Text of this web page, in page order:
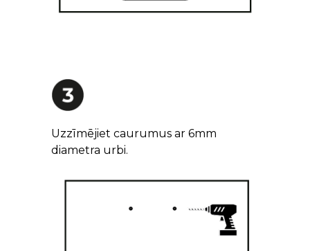
Uzzīmējiet caurumus ar 6mm
diametra urbi.